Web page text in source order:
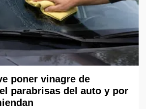
poner vinagre de
parabrisas del auto y por